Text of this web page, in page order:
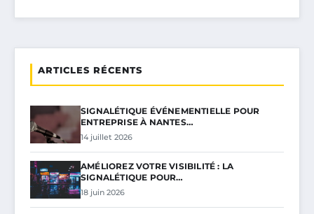
ARTICLES RÉCENTS
SIGNALÉTIQUE ÉVÉNEMENTIELLE POUR
ENTREPRISE À NANTES…
14 juillet 2026
AMÉLIOREZ VOTRE VISIBILITÉ : LA
SIGNALÉTIQUE POUR…
18 juin 2026